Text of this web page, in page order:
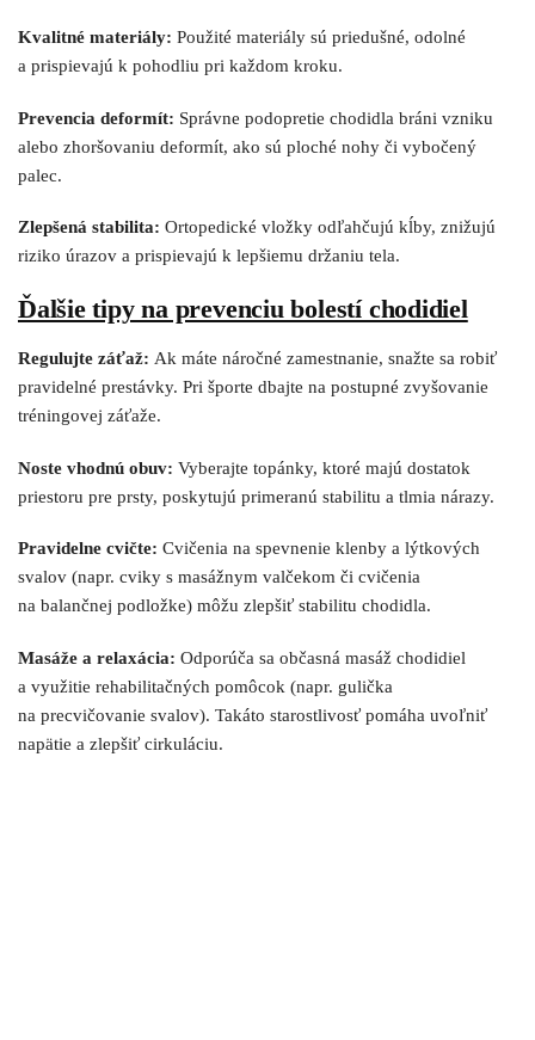
Kvalitné materiály: Použité materiály sú priedušné, odolné
a prispievajú k pohodliu pri každom kroku.
Prevencia deformít: Správne podopretie chodidla bráni vzniku
alebo zhoršovaniu deformít, ako sú ploché nohy či vybočený
palec.
Zlepšená stabilita: Ortopedické vložky odľahčujú kĺby, znižujú
riziko úrazov a prispievajú k lepšiemu držaniu tela.
Ďalšie tipy na prevenciu bolestí chodidiel
Regulujte záťaž: Ak máte náročné zamestnanie, snažte sa robiť
pravidelné prestávky. Pri športe dbajte na postupné zvyšovanie
tréningovej záťaže.
Noste vhodnú obuv: Vyberajte topánky, ktoré majú dostatok
priestoru pre prsty, poskytujú primeranú stabilitu a tlmia nárazy.
Pravidelne cvičte: Cvičenia na spevnenie klenby a lýtkových
svalov (napr. cviky s masážnym valčekom či cvičenia
na balančnej podložke) môžu zlepšiť stabilitu chodidla.
Masáže a relaxácia: Odporúča sa občasná masáž chodidiel
a využitie rehabilitačných pomôcok (napr. gulička
na precvičovanie svalov). Takáto starostlivosť pomáha uvoľniť
napätie a zlepšiť cirkuláciu.